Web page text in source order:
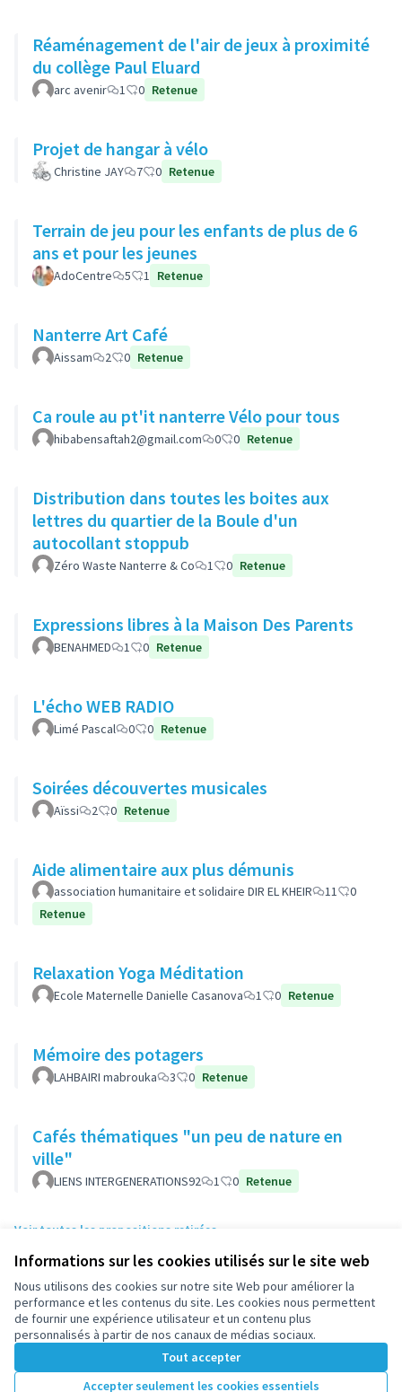
Informations sur les cookies utilisés sur le site web
Nous utilisons des cookies sur notre site Web pour améliorer la
performance et les contenus du site. Les cookies nous permettent
de fournir une expérience utilisateur et un contenu plus
personnalisés à partir de nos canaux de médias sociaux.
Tout accepter
Accepter seulement les cookies essentiels
Réaménagement de l'air de jeux à proximité
du collège Paul Eluard
arc avenir 1 0 Retenue
Projet de hangar à vélo
Christine JAY 7 0 Retenue
Terrain de jeu pour les enfants de plus de 6
ans et pour les jeunes
AdoCentre 5 1 Retenue
Nanterre Art Café
Aissam 2 0 Retenue
Ca roule au pt'it nanterre Vélo pour tous
hibabensaftah2@gmail.com 0 0 Retenue
Distribution dans toutes les boites aux
lettres du quartier de la Boule d'un
autocollant stoppub
Zéro Waste Nanterre & Co 1 0 Retenue
Expressions libres à la Maison Des Parents
BENAHMED 1 0 Retenue
L'écho WEB RADIO
Limé Pascal 0 0 Retenue
Soirées découvertes musicales
Aïssi 2 0 Retenue
Aide alimentaire aux plus démunis
association humanitaire et solidaire DIR EL KHEIR 11
0
Retenue
Relaxation Yoga Méditation
Ecole Maternelle Danielle Casanova 1 0 Retenue
Mémoire des potagers
LAHBAIRI mabrouka 3 0 Retenue
Cafés thématiques "un peu de nature en
ville"
LIENS INTERGENERATIONS92 1 0 Retenue
Voir toutes les propositions retirées
Conditions d'utilisation
Paramètres des cookies
participez.nanterre.fr sur X
(Lien externe)
participez.nanterre.fr sur Facebook
participez.nanterre.fr sur Instagram
participez.nanterre.fr sur YouTube
(Lien externe)
participez.nanterre.fr sur GitHub
(Lien externe)